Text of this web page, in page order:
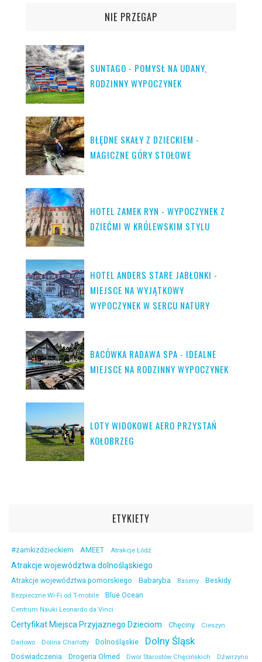
NIE PRZEGAP
SUNTAGO - POMYSŁ NA UDANY,
RODZINNY WYPOCZYNEK
BŁĘDNE SKAŁY Z DZIECKIEM -
MAGICZNE GÓRY STOŁOWE
HOTEL ZAMEK RYN - WYPOCZYNEK Z
DZIEĆMI W KRÓLEWSKIM STYLU
HOTEL ANDERS STARE JABŁONKI -
MIEJSCE NA WYJĄTKOWY
WYPOCZYNEK W SERCU NATURY
BACÓWKA RADAWA SPA - IDEALNE
MIEJSCE NA RODZINNY WYPOCZYNEK
LOTY WIDOKOWE AERO PRZYSTAŃ
KOŁOBRZEG
ETYKIETY
#zamkizdzieckiem AMEET Atrakcje Łódź
Atrakcje województwa dolnośląskiego
Atrakcje województwa pomorskiego Babaryba Baseny Beskidy
Bezpieczne Wi-Fi od T-mobile Blue Ocean
Centrum Nauki Leonardo da Vinci
Certyfikat Miejsca Przyjaznego Dzieciom Chęciny Cieszyn
Darłowo Dolina Charlotty Dolnośląskie Dolny Śląsk
Doświadczenia Drogeria Olmed Dwór Starostów Chęcińskich Dźwirzyno